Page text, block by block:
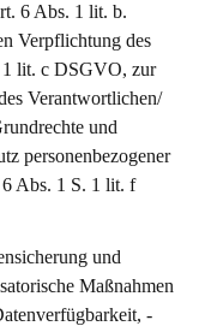
6 Abs. 1 lit. b.
Verpflichtung des
1 lit. c DSGVO, zur
Verantwortlichen/
und
personenbezogener
Abs. 1 S. 1 lit. f
und
Maßnahmen
-